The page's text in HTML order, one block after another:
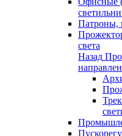
Патроны,
света
Назад